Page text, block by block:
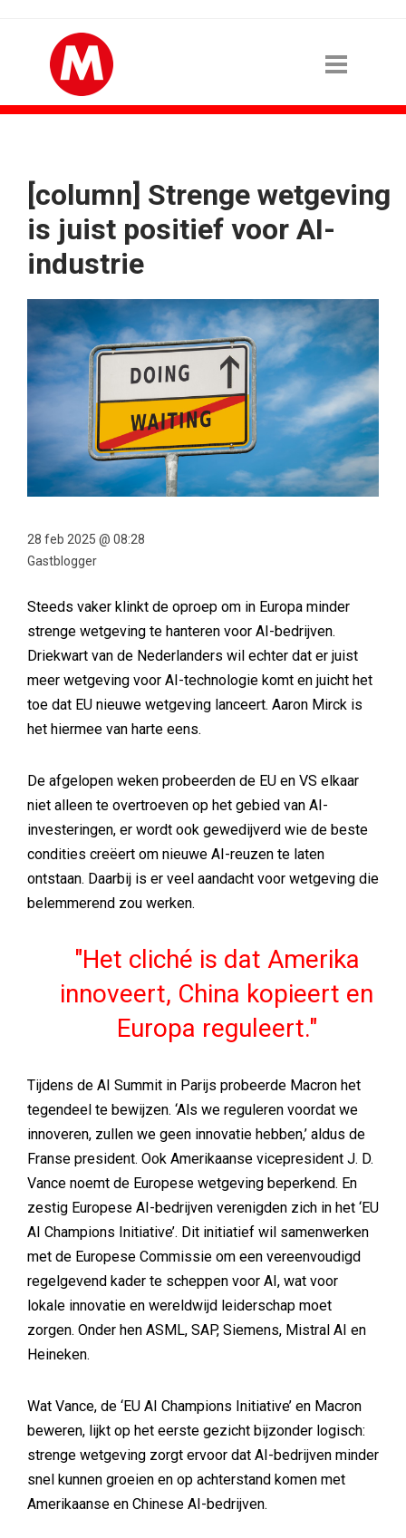
[column] Strenge wetgeving
is juist positief voor AI-
industrie
28 feb 2025 @ 08:28
Gastblogger
Steeds vaker klinkt de oproep om in Europa minder
strenge wetgeving te hanteren voor AI-bedrijven.
Driekwart van de Nederlanders wil echter dat er juist
meer wetgeving voor AI-technologie komt en juicht het
toe dat EU nieuwe wetgeving lanceert. Aaron Mirck is
het hiermee van harte eens.
De afgelopen weken probeerden de EU en VS elkaar
niet alleen te overtroeven op het gebied van AI-
investeringen, er wordt ook gewedijverd wie de beste
condities creëert om nieuwe AI-reuzen te laten
ontstaan. Daarbij is er veel aandacht voor wetgeving die
belemmerend zou werken.
Het cliché is dat Amerika
innoveert, China kopieert en
Europa reguleert.
Tijdens de AI Summit in Parijs probeerde Macron het
tegendeel te bewijzen. ‘Als we reguleren voordat we
innoveren, zullen we geen innovatie hebben,’ aldus de
Franse president. Ook Amerikaanse vicepresident J. D.
Vance noemt de Europese wetgeving beperkend. En
zestig Europese AI-bedrijven verenigden zich in het ‘EU
AI Champions Initiative’. Dit initiatief wil samenwerken
met de Europese Commissie om een vereenvoudigd
regelgevend kader te scheppen voor AI, wat voor
lokale innovatie en wereldwijd leiderschap moet
zorgen. Onder hen ASML, SAP, Siemens, Mistral AI en
Heineken.
Wat Vance, de ‘EU AI Champions Initiative’ en Macron
beweren, lijkt op het eerste gezicht bijzonder logisch:
strenge wetgeving zorgt ervoor dat AI-bedrijven minder
snel kunnen groeien en op achterstand komen met
Amerikaanse en Chinese AI-bedrijven.